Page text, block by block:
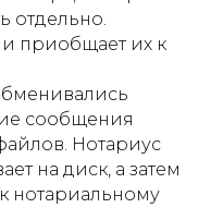
отдельно.
приобщает их к
сообщения
Нотариус
на диск, а затем
нотариальному